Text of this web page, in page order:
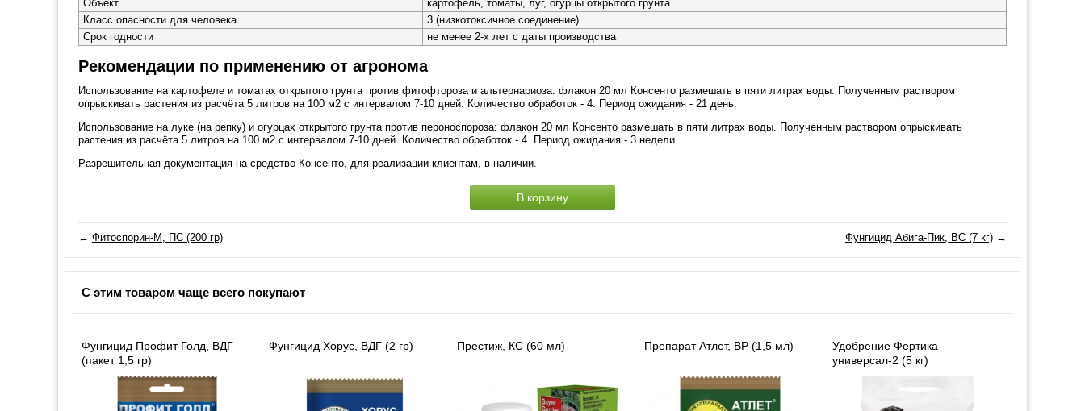
Объект
картофель, томаты, луг, огурцы открытого грунта
Класс опасности для человека
3 (низкотоксичное соединение)
Срок годности
не менее 2-х лет с даты производства
Рекомендации по применению от агронома
Использование на картофеле и томатах открытого грунта против фитофтороза и альтернариоза: флакон 20 мл Консенто размешать в пяти литрах воды. Полученным раствором
опрыскивать растения из расчёта 5 литров на 100 м2 с интервалом 7-10 дней. Количество обработок - 4. Период ожидания - 21 день.
Использование на луке (на репку) и огурцах открытого грунта против пероноспороза: флакон 20 мл Консенто размешать в пяти литрах воды. Полученным раствором опрыскивать
растения из расчёта 5 литров на 100 м2 с интервалом 7-10 дней. Количество обработок - 4. Период ожидания - 3 недели.
Разрешительная документация на средство Консенто, для реализации клиентам, в наличии.
В корзину
← Фитоспорин-М, ПС (200 гр) Фунгицид Абига-Пик, ВС (7 кг) →
С этим товаром чаще всего покупают
Фунгицид Профит Голд, ВДГ
(пакет 1,5 гр)
Фунгицид Хорус, ВДГ (2 гр) Престиж, КС (60 мл) Препарат Атлет, ВР (1,5 мл)
Удобрение Фертика
универсал-2 (5 кг)